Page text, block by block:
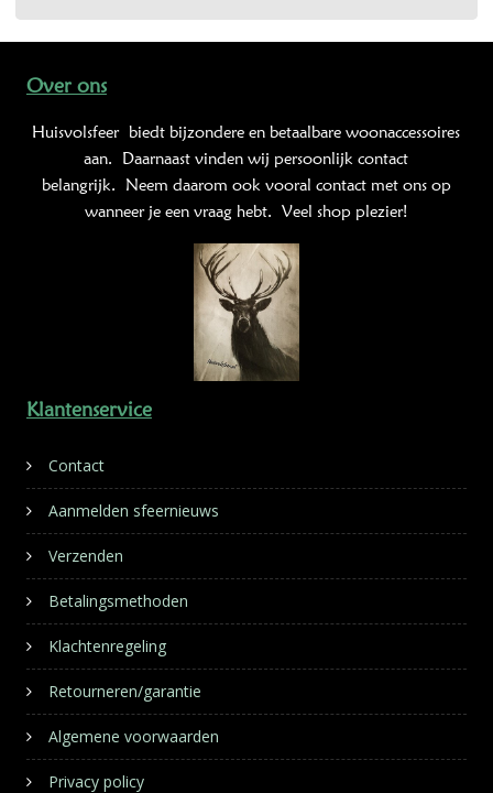
Over ons
Huisvolsfeer biedt bijzondere en betaalbare woonaccessoires
aan. Daarnaast vinden wij persoonlijk contact
belangrijk. Neem daarom ook vooral contact met ons op
wanneer je een vraag hebt. Veel shop plezier!
Klantenservice
Contact
Aanmelden sfeernieuws
Verzenden
Betalingsmethoden
Klachtenregeling
Retourneren/garantie
Algemene voorwaarden
Privacy policy